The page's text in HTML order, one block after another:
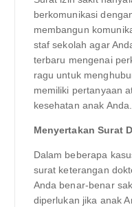
berkomunikasi
membangun
staf sekolah agar
terbaru mengenai
ragu untuk
memiliki pertanyaan
kesehatan anak Anda.
Menyertakan Surat
Dalam beberapa
surat keterangan
Anda benar-benar
diperlukan jika anak